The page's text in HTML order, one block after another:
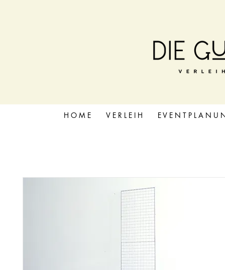
H O M E V E R L E I H E V E N T P L A N U